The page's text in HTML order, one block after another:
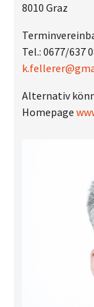
8010 Graz
Tel.: 0677/637
Alternativ
Homepage